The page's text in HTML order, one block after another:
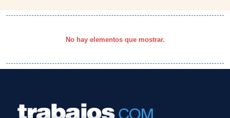
No hay elementos que mostrar.